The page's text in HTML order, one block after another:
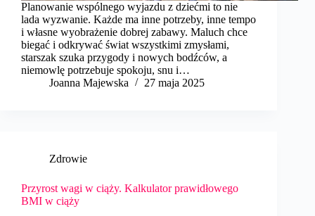
Planowanie wspólnego wyjazdu z dziećmi to nie
lada wyzwanie. Każde ma inne potrzeby, inne tempo
i własne wyobrażenie dobrej zabawy. Maluch chce
biegać i odkrywać świat wszystkimi zmysłami,
starszak szuka przygody i nowych bodźców, a
niemowlę potrzebuje spokoju, snu i…
Joanna Majewska
27 maja 2025
Zdrowie
Przyrost wagi w ciąży. Kalkulator prawidłowego
BMI w ciąży